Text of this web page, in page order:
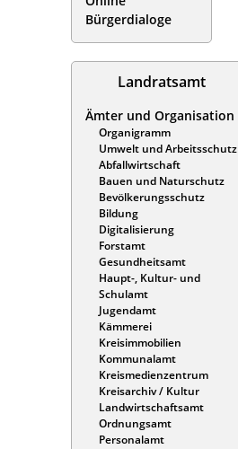
Bürgerdialoge
Landratsamt
Ämter und Organisation
Organigramm
Umwelt und Arbeitsschutz
Abfallwirtschaft
Bauen und Naturschutz
Bevölkerungsschutz
Bildung
Digitalisierung
Forstamt
Gesundheitsamt
Haupt-, Kultur- und
Schulamt
Jugendamt
Kämmerei
Kreisimmobilien
Kommunalamt
Kreismedienzentrum
Kreisarchiv / Kultur
Landwirtschaftsamt
Ordnungsamt
Personalamt